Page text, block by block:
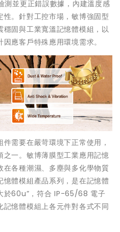
測並更正錯誤數據，內建溫度感
。針對工控市場，敏博強固型
固與工業寬溫記憶體模組，以
應客戶特殊應用環境需求。
需要在嚴苛環境下正常使用，
一。敏博薄膜型工業應用記憶
各種潮濕、多塵與多化學物質
體模組產品系列，是在記憶體
於60u”，符合 IP-65/68 電子
憶體模組上各元件對各式不同